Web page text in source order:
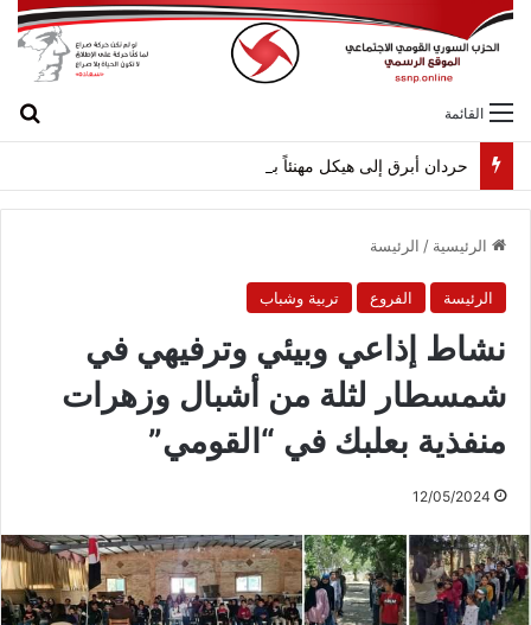
القائمة
حردان أبرق إلى هيكل مهنئاً بمناسبة عيد الجيش
الرئيسية / الرئيسة
الرئيسة الفروع تربية وشباب
نشاط إذاعي وبيئي وترفيهي في
شمسطار لثلة من أشبال وزهرات
منفذية بعلبك في “القومي”
12/05/2024